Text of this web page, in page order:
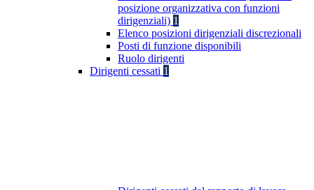
posizione organizzativa con funzioni
dirigenziali) 1
Elenco posizioni dirigenziali discrezionali
Posti di funzione disponibili
Ruolo dirigenti
Dirigenti cessati 1